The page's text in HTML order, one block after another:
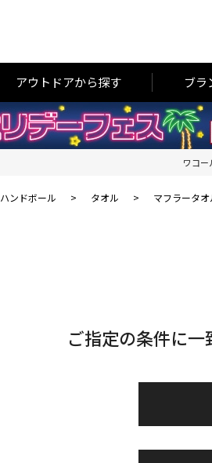
アウトドアから探す ブラ
ワコー
ハンドボール > タオル > マフラータオ
ご指定の条件に一